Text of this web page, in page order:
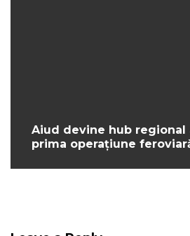
Aiud devine hub regional
prima operațiune